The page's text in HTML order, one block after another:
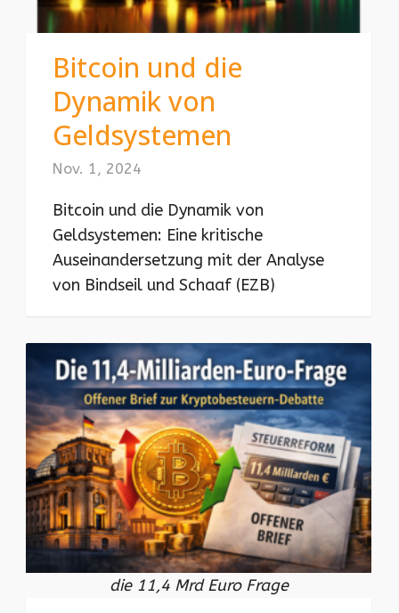
Bitcoin und die
Dynamik von
Geldsystemen
Nov. 1, 2024
Bitcoin und die Dynamik von
Geldsystemen: Eine kritische
Auseinandersetzung mit der Analyse
von Bindseil und Schaaf (EZB)
die 11,4 Mrd Euro Frage